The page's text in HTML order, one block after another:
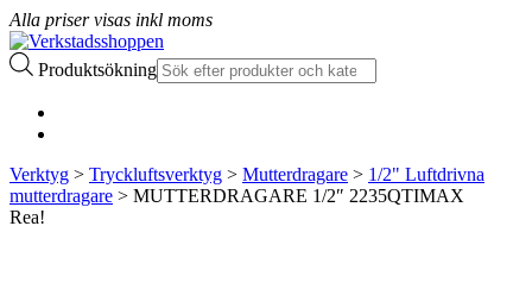
Alla priser visas inkl moms
Produktsökning
Verktyg > Tryckluftsverktyg > Mutterdragare > 1/2" Luftdrivna
mutterdragare > MUTTERDRAGARE 1/2″ 2235QTIMAX
Rea!